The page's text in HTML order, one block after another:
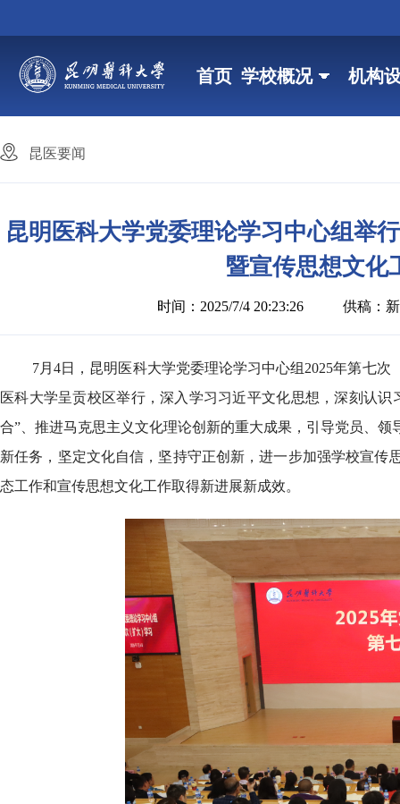
首页 学校概况 机构
昆医要闻
昆明医科大学党委理论学习中心组举
暨宣传思想文化
时间：2025/7/4 20:23:26 供稿：
7月4日，昆明医科大学党委理论学习中心组2025年第七
医科大学呈贡校区举行，深入学习习近平文化思想，深刻认
合”、推进马克思主义文化理论创新的重大成果，引导党员、
新任务，坚定文化自信，坚持守正创新，进一步加强学校宣
态工作和宣传思想文化工作取得新进展新成效。